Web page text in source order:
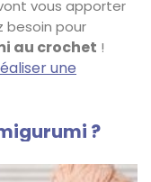
vous apporter
besoin pour
au crochet !
une
?